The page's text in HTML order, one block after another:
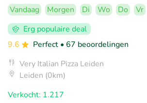
Vandaag Morgen Di Wo Do Vr
Erg populaire deal
9.6
Perfect • 67 beoordelingen
Very Italian Pizza Leiden
Leiden (0km)
Verkocht: 1.217